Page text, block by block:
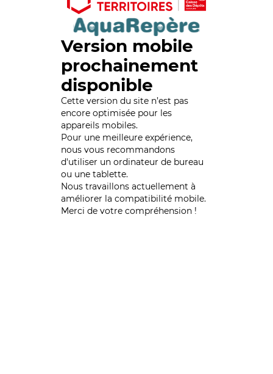
Version mobile
prochainement
disponible
Cette version du site n’est pas
encore optimisée pour les
appareils mobiles.
Pour une meilleure expérience,
nous vous recommandons
d'utiliser un ordinateur de bureau
ou une tablette.
Nous travaillons actuellement à
améliorer la compatibilité mobile.
Merci de votre compréhension !